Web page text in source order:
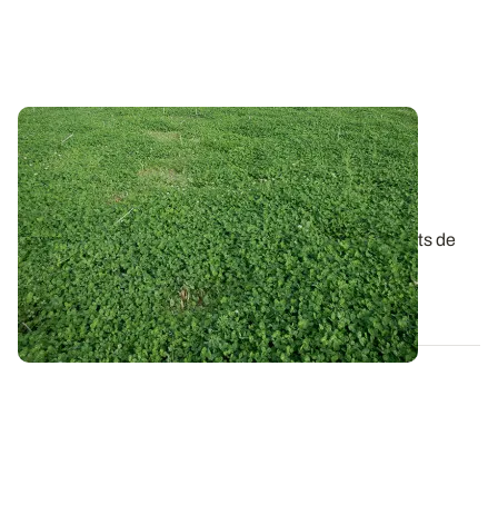
Azote cher et récoltes précoces : une
opportunité pour insérer un couvert de
légumineuses ?
A l’heure où le cours de l’azote est élevé, les couverts de
légumineuses ont une carte à...
02 JUILL. 2026